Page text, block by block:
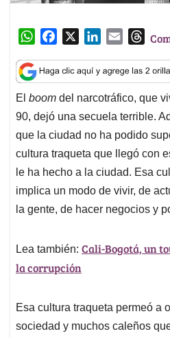
W
a
t
s
A
p
p
c
e
b
o
o
k
n
k
e
d
I
n
a
i
l
T
r
e
a
d
s
El boom del narcotráfico, que
90, dejó una secuela terrible.
que la ciudad no ha podido
cultura traqueta que llegó con
le ha hecho a la ciudad. Esa
implica un modo de vivir, de
la gente, de hacer negocios y
Lea también: Cali-Bogotá, un
la corrupción
Esa cultura traqueta permeó a
sociedad y muchos caleños